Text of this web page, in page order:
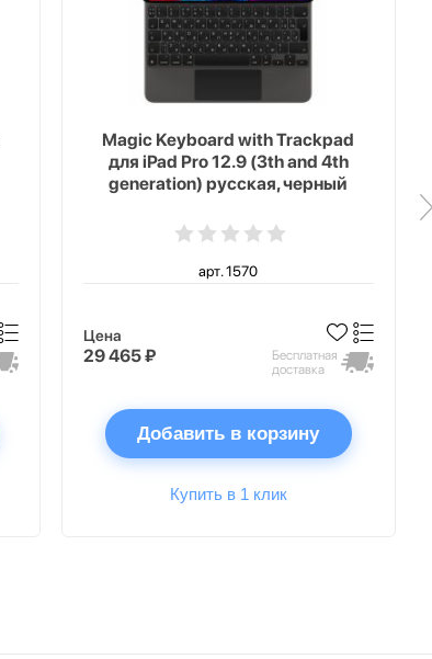
Magic Keyboard with Trackpad
для iPad Pro 12.9 (3th and 4th
generation) русская, черный
арт. 1570
Цена
29 465 ₽
Бесплатная
доставка
Добавить в корзину
Купить в 1 клик